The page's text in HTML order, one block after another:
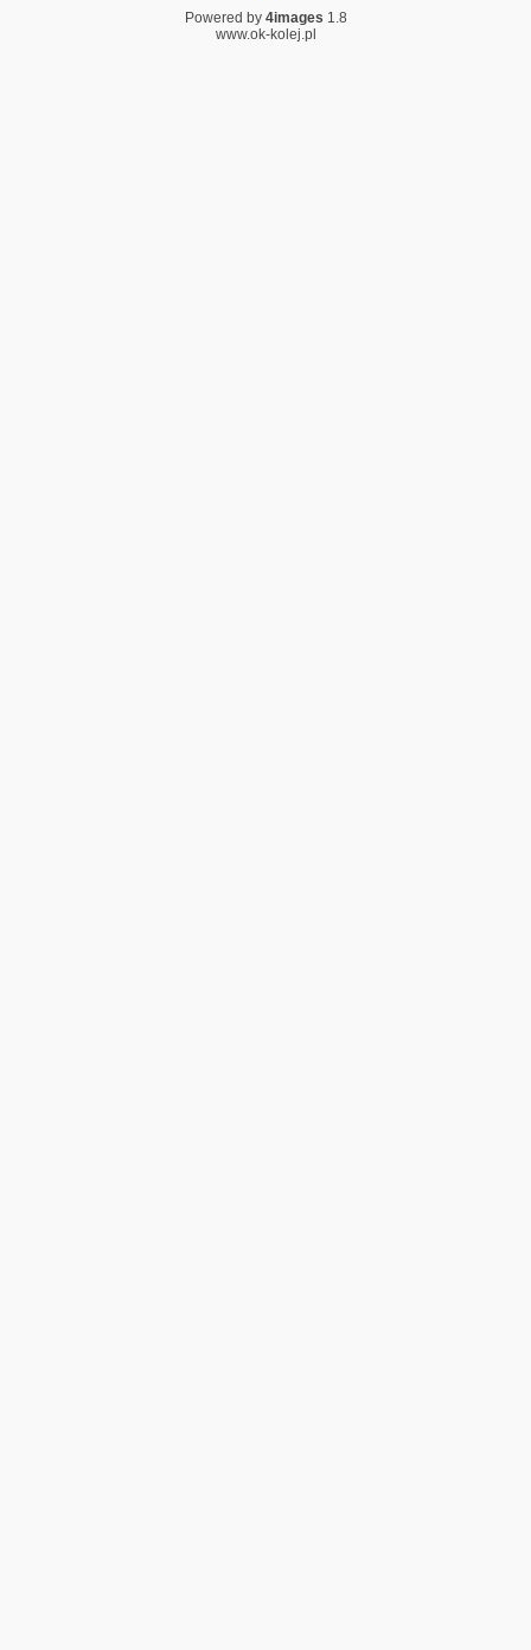
Powered by 4images 1.8
www.ok-kolej.pl